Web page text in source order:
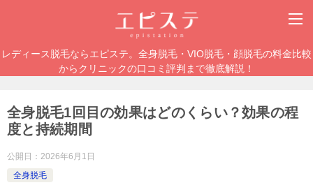
レディース脱毛ならエピステ。全身脱毛・VIO脱毛・顔脱毛の料金比較
からクリニックの口コミ評判まで徹底解説！
全身脱毛1回目の効果はどのくらい？効果の程
度と持続期間
公開日： 2026年6月1日
全身脱毛